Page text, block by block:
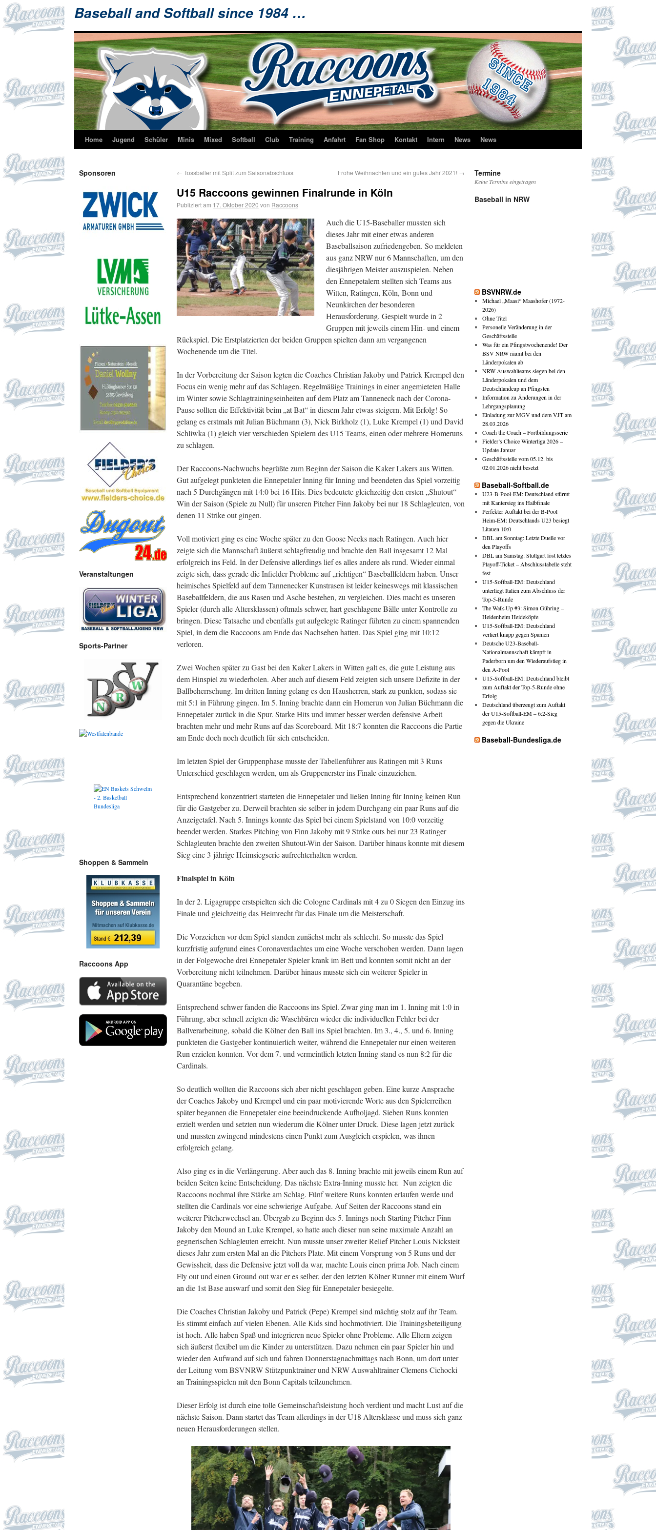
Baseball and Softball since 1984 …
Home Jugend Schüler Minis Mixed Softball Club Training Anfahrt Fan Shop Kontakt Intern News News
← Tossballer mit Split zum Saisonabschluss Frohe Weihnachten und ein gutes Jahr 2021! →
U15 Raccoons gewinnen Finalrunde in Köln
Publiziert am 17. Oktober 2020 von Raccoons
Auch die U15-Baseballer mussten sich
dieses Jahr mit einer etwas anderen
Baseballsaison zufriedengeben. So meldeten
aus ganz NRW nur 6 Mannschaften, um den
diesjährigen Meister auszuspielen. Neben
den Ennepetalern stellten sich Teams aus
Witten, Ratingen, Köln, Bonn und
Neunkirchen der besonderen
Herausforderung. Gespielt wurde in 2
Gruppen mit jeweils einem Hin- und einem
Rückspiel. Die Erstplatzierten der beiden Gruppen spielten dann am vergangenen
Wochenende um die Titel.
In der Vorbereitung der Saison legten die Coaches Christian Jakoby und Patrick Krempel den
Focus ein wenig mehr auf das Schlagen. Regelmäßige Trainings in einer angemieteten Halle
im Winter sowie Schlagtrainingseinheiten auf dem Platz am Tanneneck nach der Corona-
Pause sollten die Effektivität beim „at Bat“ in diesem Jahr etwas steigern. Mit Erfolg! So
gelang es erstmals mit Julian Büchmann (3), Nick Birkholz (1), Luke Krempel (1) und David
Schliwka (1) gleich vier verschieden Spielern des U15 Teams, einen oder mehrere Homeruns
zu schlagen.
Der Raccoons-Nachwuchs begrüßte zum Beginn der Saison die Kaker Lakers aus Witten.
Gut aufgelegt punkteten die Ennepetaler Inning für Inning und beendeten das Spiel vorzeitig
nach 5 Durchgängen mit 14:0 bei 16 Hits. Dies bedeutete gleichzeitig den ersten „Shutout“-
Win der Saison (Spiele zu Null) für unseren Pitcher Finn Jakoby bei nur 18 Schlagleuten, von
denen 11 Strike out gingen.
Voll motiviert ging es eine Woche später zu den Goose Necks nach Ratingen. Auch hier
zeigte sich die Mannschaft äußerst schlagfreudig und brachte den Ball insgesamt 12 Mal
erfolgreich ins Feld. In der Defensive allerdings lief es alles andere als rund. Wieder einmal
zeigte sich, dass gerade die Infielder Probleme auf „richtigen“ Baseballfeldern haben. Unser
heimisches Spielfeld auf dem Tannenecker Kunstrasen ist leider keineswegs mit klassischen
Baseballfeldern, die aus Rasen und Asche bestehen, zu vergleichen. Dies macht es unseren
Spieler (durch alle Altersklassen) oftmals schwer, hart geschlagene Bälle unter Kontrolle zu
bringen. Diese Tatsache und ebenfalls gut aufgelegte Ratinger führten zu einem spannenden
Spiel, in dem die Raccoons am Ende das Nachsehen hatten. Das Spiel ging mit 10:12
verloren.
Zwei Wochen später zu Gast bei den Kaker Lakers in Witten galt es, die gute Leistung aus
dem Hinspiel zu wiederholen. Aber auch auf diesem Feld zeigten sich unsere Defizite in der
Ballbeherrschung. Im dritten Inning gelang es den Hausherren, stark zu punkten, sodass sie
mit 5:1 in Führung gingen. Im 5. Inning brachte dann ein Homerun von Julian Büchmann die
Ennepetaler zurück in die Spur. Starke Hits und immer besser werden defensive Arbeit
brachten mehr und mehr Runs auf das Scoreboard. Mit 18:7 konnten die Raccoons die Partie
am Ende doch noch deutlich für sich entscheiden.
Im letzten Spiel der Gruppenphase musste der Tabellenführer aus Ratingen mit 3 Runs
Unterschied geschlagen werden, um als Gruppenerster ins Finale einzuziehen.
Entsprechend konzentriert starteten die Ennepetaler und ließen Inning für Inning keinen Run
für die Gastgeber zu. Derweil brachten sie selber in jedem Durchgang ein paar Runs auf die
Anzeigetafel. Nach 5. Innings konnte das Spiel bei einem Spielstand von 10:0 vorzeitig
beendet werden. Starkes Pitching von Finn Jakoby mit 9 Strike outs bei nur 23 Ratinger
Schlagleuten brachte den zweiten Shutout-Win der Saison. Darüber hinaus konnte mit diesem
Sieg eine 3-jährige Heimsiegserie aufrechterhalten werden.
Finalspiel in Köln
In der 2. Ligagruppe erstspielten sich die Cologne Cardinals mit 4 zu 0 Siegen den Einzug ins
Finale und gleichzeitig das Heimrecht für das Finale um die Meisterschaft.
Die Vorzeichen vor dem Spiel standen zunächst mehr als schlecht. So musste das Spiel
kurzfristig aufgrund eines Coronaverdachtes um eine Woche verschoben werden. Dann lagen
in der Folgewoche drei Ennepetaler Spieler krank im Bett und konnten somit nicht an der
Vorbereitung nicht teilnehmen. Darüber hinaus musste sich ein weiterer Spieler in
Quarantäne begeben.
Entsprechend schwer fanden die Raccoons ins Spiel. Zwar ging man im 1. Inning mit 1:0 in
Führung, aber schnell zeigten die Waschbären wieder die individuellen Fehler bei der
Ballverarbeitung, sobald die Kölner den Ball ins Spiel brachten. Im 3., 4., 5. und 6. Inning
punkteten die Gastgeber kontinuierlich weiter, während die Ennepetaler nur einen weiteren
Run erzielen konnten. Vor dem 7. und vermeintlich letzten Inning stand es nun 8:2 für die
Cardinals.
So deutlich wollten die Raccoons sich aber nicht geschlagen geben. Eine kurze Ansprache
der Coaches Jakoby und Krempel und ein paar motivierende Worte aus den Spielerreihen
später begannen die Ennepetaler eine beeindruckende Aufholjagd. Sieben Runs konnten
erzielt werden und setzten nun wiederum die Kölner unter Druck. Diese lagen jetzt zurück
und mussten zwingend mindestens einen Punkt zum Ausgleich erspielen, was ihnen
erfolgreich gelang.
Also ging es in die Verlängerung. Aber auch das 8. Inning brachte mit jeweils einem Run auf
beiden Seiten keine Entscheidung. Das nächste Extra-Inning musste her. Nun zeigten die
Raccoons nochmal ihre Stärke am Schlag. Fünf weitere Runs konnten erlaufen werde und
stellten die Cardinals vor eine schwierige Aufgabe. Auf Seiten der Raccoons stand ein
weiterer Pitcherwechsel an. Übergab zu Beginn des 5. Innings noch Starting Pitcher Finn
Jakoby den Mound an Luke Krempel, so hatte auch dieser nun seine maximale Anzahl an
gegnerischen Schlagleuten erreicht. Nun musste unser zweiter Relief Pitcher Louis Nicksteit
dieses Jahr zum ersten Mal an die Pitchers Plate. Mit einem Vorsprung von 5 Runs und der
Gewissheit, dass die Defensive jetzt voll da war, machte Louis einen prima Job. Nach einem
Fly out und einen Ground out war er es selber, der den letzten Kölner Runner mit einem Wurf
an die 1st Base auswarf und somit den Sieg für Ennepetaler besiegelte.
Die Coaches Christian Jakoby und Patrick (Pepe) Krempel sind mächtig stolz auf ihr Team.
Es stimmt einfach auf vielen Ebenen. Alle Kids sind hochmotiviert. Die Trainingsbeteiligung
ist hoch. Alle haben Spaß und integrieren neue Spieler ohne Probleme. Alle Eltern zeigen
sich äußerst flexibel um die Kinder zu unterstützen. Dazu nehmen ein paar Spieler hin und
wieder den Aufwand auf sich und fahren Donnerstagnachmittags nach Bonn, um dort unter
der Leitung vom BSVNRW Stützpunktrainer und NRW Auswahltrainer Clemens Cichocki
an Trainingsspielen mit den Bonn Capitals teilzunehmen.
Dieser Erfolg ist durch eine tolle Gemeinschaftsleistung hoch verdient und macht Lust auf die
nächste Saison. Dann startet das Team allerdings in der U18 Altersklasse und muss sich ganz
neuen Herausforderungen stellen.
Sponsoren
Veranstaltungen
Sports-Partner
Shoppen & Sammeln
Raccoons App
Termine
Keine Termine eingetragen
Baseball in NRW
BSVNRW.de
Michael „Maasi“ Maashofer (1972-
2026)
Ohne Titel
Personelle Veränderung in der
Geschäftsstelle
Was für ein Pfingstwochenende! Der
BSV NRW räumt bei den
Länderpokalen ab
NRW-Auswahlteams siegen bei den
Länderpokalen und dem
Deutschlandcup an Pfingsten
Information zu Änderungen in der
Lehrgangsplanung
Einladung zur MGV und dem VJT am
28.03.2026
Coach the Coach – Fortbildungsserie
Fielder’s Choice Winterliga 2026 –
Update Januar
Geschäftsstelle vom 05.12. bis
02.01.2026 nicht besetzt
Baseball-Softball.de
U23-B-Pool-EM: Deutschland stürmt
mit Kantersieg ins Halbfinale
Perfekter Auftakt bei der B-Pool
Heim-EM: Deutschlands U23 besiegt
Litauen 10:0
DBL am Sonntag: Letzte Duelle vor
den Playoffs
DBL am Samstag: Stuttgart löst letztes
Playoff-Ticket – Abschlusstabelle steht
fest
U15-Softball-EM: Deutschland
unterliegt Italien zum Abschluss der
Top-5-Runde
The Walk-Up #3: Simon Gühring –
Heidenheim Heideköpfe
U15-Softball-EM: Deutschland
verliert knapp gegen Spanien
Deutsche U23-Baseball-
Nationalmannschaft kämpft in
Paderborn um den Wiederaufstieg in
den A-Pool
U15-Softball-EM: Deutschland bleibt
zum Auftakt der Top-5-Runde ohne
Erfolg
Deutschland überzeugt zum Auftakt
der U15-Softball-EM – 6:2-Sieg
gegen die Ukraine
Baseball-Bundesliga.de